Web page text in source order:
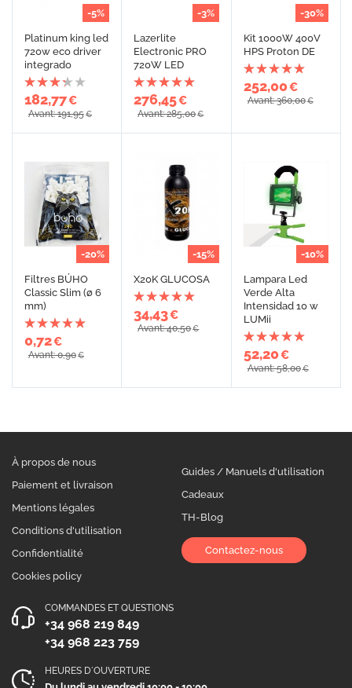
-5%
Platinum king led
720w eco driver
integrado
182,77€
Avant: 191,95€
-3%
Lazerlite
Electronic PRO
720W LED
276,45€
Avant: 285,00€
-30%
Kit 1000W 400V
HPS Proton DE
252,00€
Avant: 360,00€
-20%
Filtres BÚHO
Classic Slim (ø 6
mm)
0,72€
Avant: 0,90€
-15%
X20K GLUCOSA
34,43€
Avant: 40,50€
-10%
Lampara Led
Verde Alta
Intensidad 10 w
LUMii
52,20€
Avant: 58,00€
À propos de nous
Paiement et livraison
Mentions légales
Conditions d'utilisation
Confidentialité
Cookies policy
Guides / Manuels d'utilisation
Cadeaux
TH-Blog
Contactez-nous
COMMANDES ET QUESTIONS
+34 968 219 849
+34 968 223 759
HEURES D´OUVERTURE